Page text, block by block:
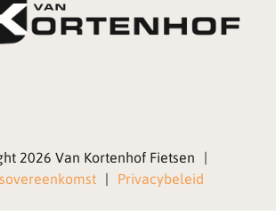
2026 Van Kortenhof Fietsen |
| Privacybeleid